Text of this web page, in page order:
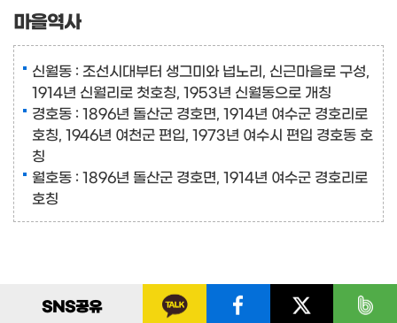
마을역사
신월동 : 조선시대부터 생그미와 넙노리, 신근마을로 구성,
1914년 신월리로 첫호칭, 1953년 신월동으로 개칭
경호동 : 1896년 돌산군 경호면, 1914년 여수군 경호리로
호칭, 1946년 여천군 편입, 1973년 여수시 편입 경호동 호
칭
월호동 : 1896년 돌산군 경호면, 1914년 여수군 경호리로
호칭
SNS공유